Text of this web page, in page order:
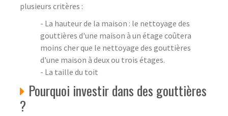
plusieurs critères :
- La hauteur de la maison : le nettoyage des
gouttières d'une maison à un étage coûtera
moins cher que le nettoyage des gouttières
d'une maison à deux ou trois étages.
- La taille du toit
Pourquoi investir dans des gouttières
?